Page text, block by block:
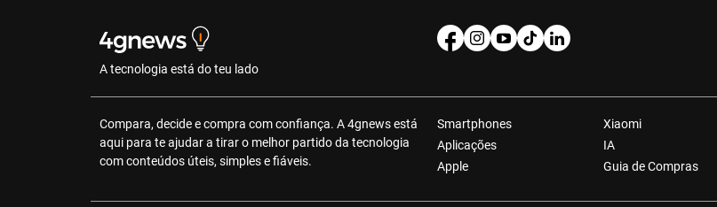
A tecnologia está do teu lado
Compara, decide e compra com confiança. A 4gnews está
aqui para te ajudar a tirar o melhor partido da tecnologia
com conteúdos úteis, simples e fiáveis.
Smartphones
Aplicações
Apple
Xiaomi
IA
Guia de Compras